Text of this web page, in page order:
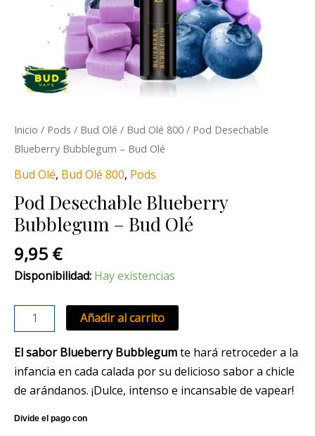
Inicio / Pods / Bud Olé / Bud Olé 800 / Pod Desechable
Blueberry Bubblegum – Bud Olé
Bud Olé, Bud Olé 800, Pods
Pod Desechable Blueberry
Bubblegum – Bud Olé
9,95 €
Disponibilidad: Hay existencias
Añadir al carrito
El sabor Blueberry Bubblegumte hará retroceder a la
infancia en cada calada por su delicioso sabor a chicle
de arándanos. ¡Dulce, intenso e incansable de vapear!